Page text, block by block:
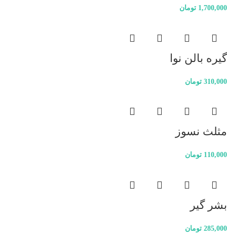
1,700,000 تومان
گیره بالن نوا
310,000 تومان
مثلث نسوز
110,000 تومان
بشر گیر
285,000 تومان